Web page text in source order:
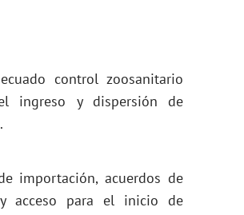
control zoosanitario
ingreso y dispersión de
importación, acuerdos de
y acceso para el inicio de